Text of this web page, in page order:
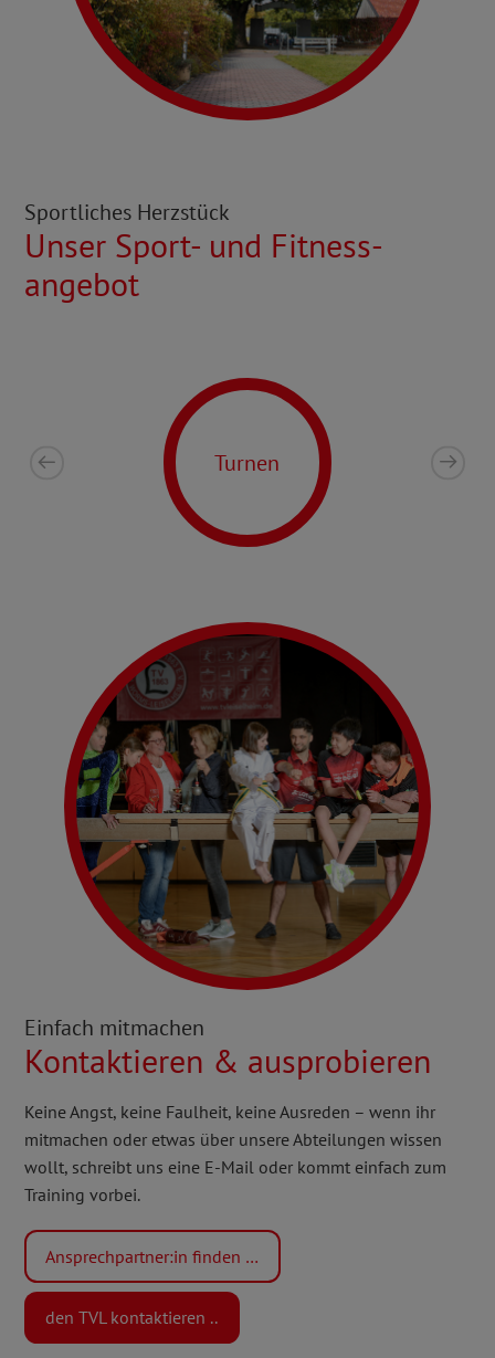
Sportliches Herzstück
Unser Sport- und Fitness­
angebot
Turnen
Einfach mitmachen
Kontaktieren & ausprobieren
Keine Angst, keine Faulheit, keine Ausreden – wenn ihr
mitmachen oder etwas über unsere Abteilungen wissen
wollt, schreibt uns eine E-Mail oder kommt einfach zum
Training vorbei.
Ansprechpartner:in finden …
den TVL kontaktieren ..